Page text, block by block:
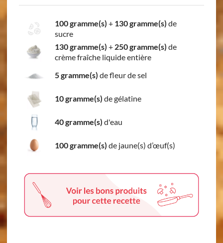
100 gramme(s) + 130 gramme(s) de
sucre
130 gramme(s) + 250 gramme(s) de
crème fraîche liquide entière
5 gramme(s) de fleur de sel
10 gramme(s) de gélatine
40 gramme(s) d'eau
100 gramme(s) de jaune(s) d’œuf(s)